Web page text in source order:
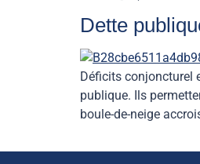
Dette
Déficits conjoncturel
publique. Ils
boule-de-neige